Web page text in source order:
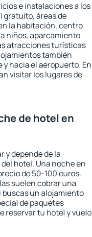
e instalaciones a los
gratuito, áreas de
la habitación, centro
niños, aparcamiento
atracciones turísticas
también
hacia el aeropuerto. En
visitar los lugares de
de hotel en
y depende de la
hotel. Una noche en
de 50-100 euros.
suelen cobrar una
buscas un alojamiento
de paquetes
reservar tu hotel y vuelo